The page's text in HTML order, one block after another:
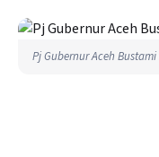
Pj Gubernur Aceh